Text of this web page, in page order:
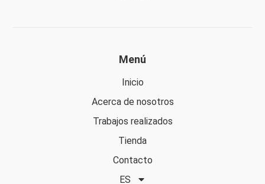
Menú
Inicio
Acerca de nosotros
Trabajos realizados
Tienda
Contacto
ES